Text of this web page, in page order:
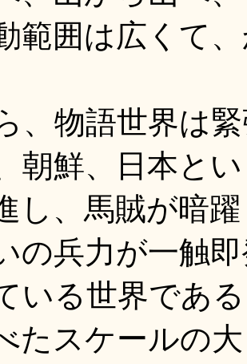
範囲は広くて
、物語世界は
朝鮮、日本と
し、馬賊が暗
の兵力が一触
いる世界であ
たスケールの